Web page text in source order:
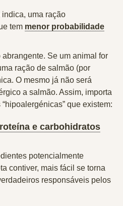
uma ração
tem menor probabilidade
abrangente. Se um animal for
ração de salmão (por
O mesmo já não será
a salmão. Assim, importa
“hipoalergénicas” que existem:
e carbohidratos
potencialmente
contiver, mais fácil se torna
responsáveis pelos